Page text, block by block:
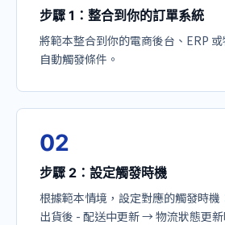
步驟 1：整合到你的訂單系統
將範本整合到你的電商後台、ERP
自動觸發條件。
02
步驟 2：設定觸發時機
根據範本情境，設定對應的觸發時
出貨後 - 配送中更新 → 物流狀態更